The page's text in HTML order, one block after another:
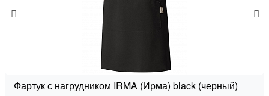
Фартук с нагрудником IRMA (Ирма) black (черный)